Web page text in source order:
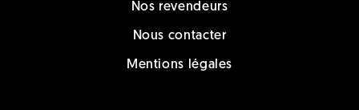
Nos revendeurs
Nous contacter
Mentions légales